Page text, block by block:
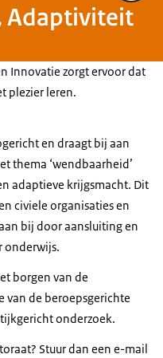
Adaptiviteit
Innovatie zorgt ervoor dat
plezier leren.
en draagt bij aan
thema ‘wendbaarheid’
adaptieve krijgsmacht. Dit
civiele organisaties en
bij door aansluiting en
onderwijs.
borgen van de
van de beroepsgerichte
onderzoek.
Stuur dan een e-mail